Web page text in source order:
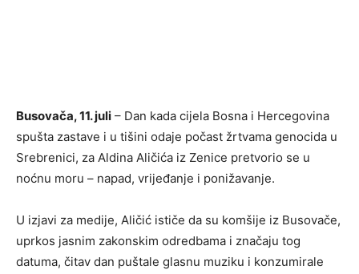
Busovača, 11. juli – Dan kada cijela Bosna i Hercegovina
spušta zastave i u tišini odaje počast žrtvama genocida u
Srebrenici, za Aldina Aličića iz Zenice pretvorio se u
noćnu moru – napad, vrijeđanje i ponižavanje.
U izjavi za medije, Aličić ističe da su komšije iz Busovače,
uprkos jasnim zakonskim odredbama i značaju tog
datuma, čitav dan puštale glasnu muziku i konzumirale